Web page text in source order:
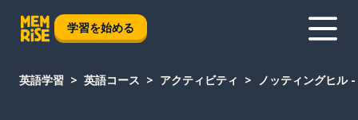
学習を始める
英語学習 英語コース アクティビティ ノッティングヒル